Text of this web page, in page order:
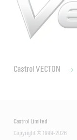
Castrol VECTON
Castrol Limited
Copyright © 1999-2026